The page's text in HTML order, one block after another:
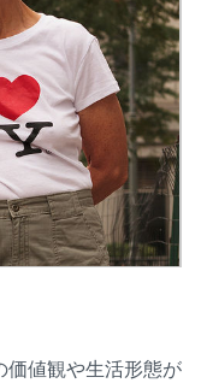
価値観や生活形態が